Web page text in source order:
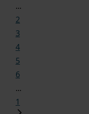
...
2
3
4
5
6
...
1